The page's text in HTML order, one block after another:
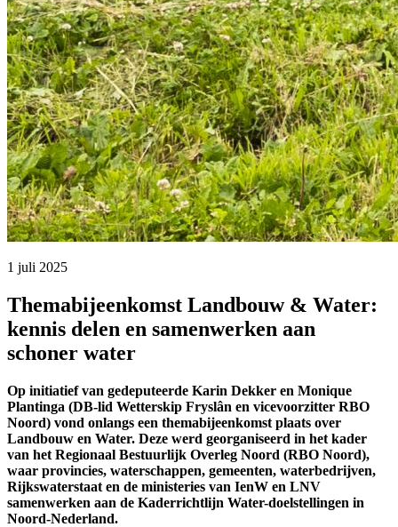
1 juli 2025
Themabijeenkomst Landbouw & Water:
kennis delen en samenwerken aan
schoner water
Op initiatief van gedeputeerde Karin Dekker en Monique
Plantinga (DB-lid Wetterskip Fryslân en vicevoorzitter RBO
Noord) vond onlangs een themabijeenkomst plaats over
Landbouw en Water. Deze werd georganiseerd in het kader
van het Regionaal Bestuurlijk Overleg Noord (RBO Noord),
waar provincies, waterschappen, gemeenten, waterbedrijven,
Rijkswaterstaat en de ministeries van IenW en LNV
samenwerken aan de Kaderrichtlijn Water-doelstellingen in
Noord-Nederland.